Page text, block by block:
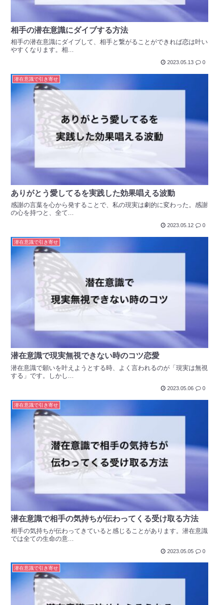
相手の潜在意識にダイブする方法
相手の潜在意識にダイブして、相手と繋がることができれば恋は叶い
やすくなります。相...
2023.05.13 0
潜在意識で引き寄せ
ありがとう愛してるを実践した効果唱える波動
感謝の言葉を心から発することで、私の現実は劇的に変わった。感謝
の心を持つと、全て...
2023.05.12 0
潜在意識で引き寄せ
潜在意識で現実無視できない時のコツ恋愛
潜在意識で願いを叶えようとする時、よく言われるのが「現実は無視
する」です。しかし...
2023.05.06 0
潜在意識で引き寄せ
潜在意識で相手の気持ちが伝わってくる受け取る方法
相手の気持ちが伝わってきていると感じることがあります。潜在意識
では全ての生命の意...
2023.05.05 0
潜在意識で引き寄せ